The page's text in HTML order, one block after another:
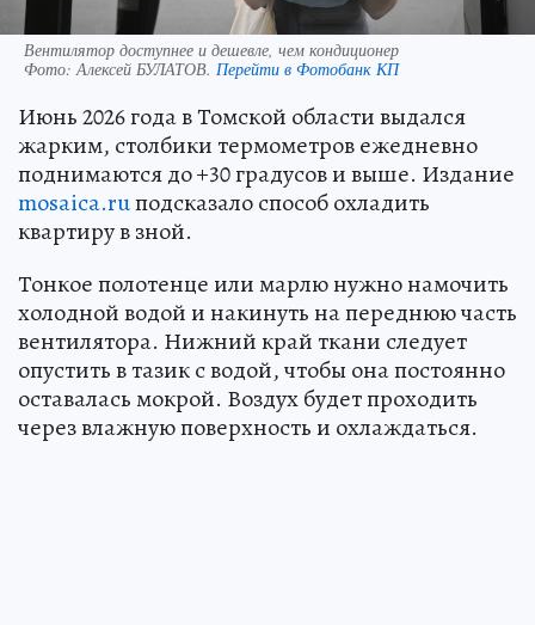
Вентилятор доступнее и дешевле, чем кондиционер
Фото:Алексей БУЛАТОВ. Перейти в Фотобанк КП
Июнь 2026 года в Томской области выдался
жарким, столбики термометров ежедневно
поднимаются до +30 градусов и выше. Издание
mosaica.ruподсказало способ охладить
квартиру в зной.
Тонкое полотенце или марлю нужно намочить
холодной водой и накинуть на переднюю часть
вентилятора. Нижний край ткани следует
опустить в тазик с водой, чтобы она постоянно
оставалась мокрой. Воздух будет проходить
через влажную поверхность и охлаждаться.